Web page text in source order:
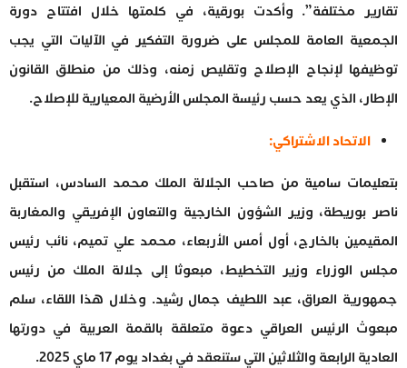
تقارير مختلفة”. وأكدت بورقية، في كلمتها خلال افتتاح دورة
الجمعية العامة للمجلس على ضرورة التفكير في الآليات التي يجب
توظيفها لإنجاح الإصلاح وتقليص زمنه، وذلك من منطلق القانون
الإطار، الذي يعد حسب رئيسة المجلس الأرضية المعيارية للإصلاح.
الاتحاد الاشتراكي:
بتعليمات سامية من صاحب الجلالة الملك محمد السادس، استقبل
ناصر بوريطة، وزير الشؤون الخارجية والتعاون الإفريقي والمغاربة
المقيمين بالخارج، أول أمس الأربعاء، محمد علي تميم، نائب رئيس
مجلس الوزراء وزير التخطيط، مبعوثا إلى جلالة الملك من رئيس
جمهورية العراق، عبد اللطيف جمال رشيد. وخلال هذا اللقاء، سلم
مبعوث الرئيس العراقي دعوة متعلقة بالقمة العربية في دورتها
العادية الرابعة والثلاثين التي ستنعقد في بغداد يوم 17 ماي 2025.